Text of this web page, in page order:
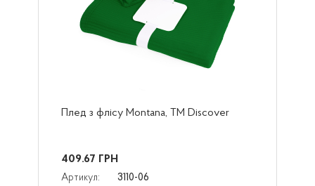
Плед з флісу Montana, TM Discover
409.67 ГРН
Артикул:
3110-06